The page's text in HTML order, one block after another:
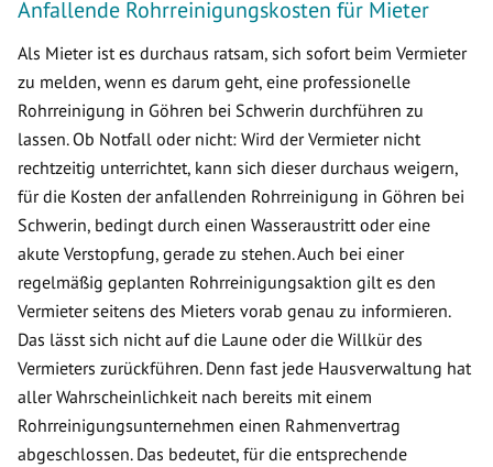
Anfallende Rohrreinigungskosten für Mieter
Als Mieter ist es durchaus ratsam, sich sofort beim Vermieter
zu melden, wenn es darum geht, eine professionelle
Rohrreinigung in Göhren bei Schwerin durchführen zu
lassen. Ob Notfall oder nicht: Wird der Vermieter nicht
rechtzeitig unterrichtet, kann sich dieser durchaus weigern,
für die Kosten der anfallenden Rohrreinigung in Göhren bei
Schwerin, bedingt durch einen Wasseraustritt oder eine
akute Verstopfung, gerade zu stehen. Auch bei einer
regelmäßig geplanten Rohrreinigungsaktion gilt es den
Vermieter seitens des Mieters vorab genau zu informieren.
Das lässt sich nicht auf die Laune oder die Willkür des
Vermieters zurückführen. Denn fast jede Hausverwaltung hat
aller Wahrscheinlichkeit nach bereits mit einem
Rohrreinigungsunternehmen einen Rahmenvertrag
abgeschlossen. Das bedeutet, für die entsprechende